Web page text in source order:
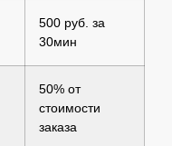
500 руб. за
30мин
50% от
стоимости
заказа